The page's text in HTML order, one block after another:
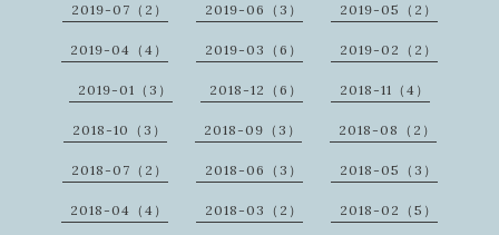
2019-07（2） 2019-06（3） 2019-05（2）
2019-04（4） 2019-03（6） 2019-02（2）
2019-01（3） 2018-12（6） 2018-11（4）
2018-10（3） 2018-09（3） 2018-08（2）
2018-07（2） 2018-06（3） 2018-05（3）
2018-04（4） 2018-03（2） 2018-02（5）